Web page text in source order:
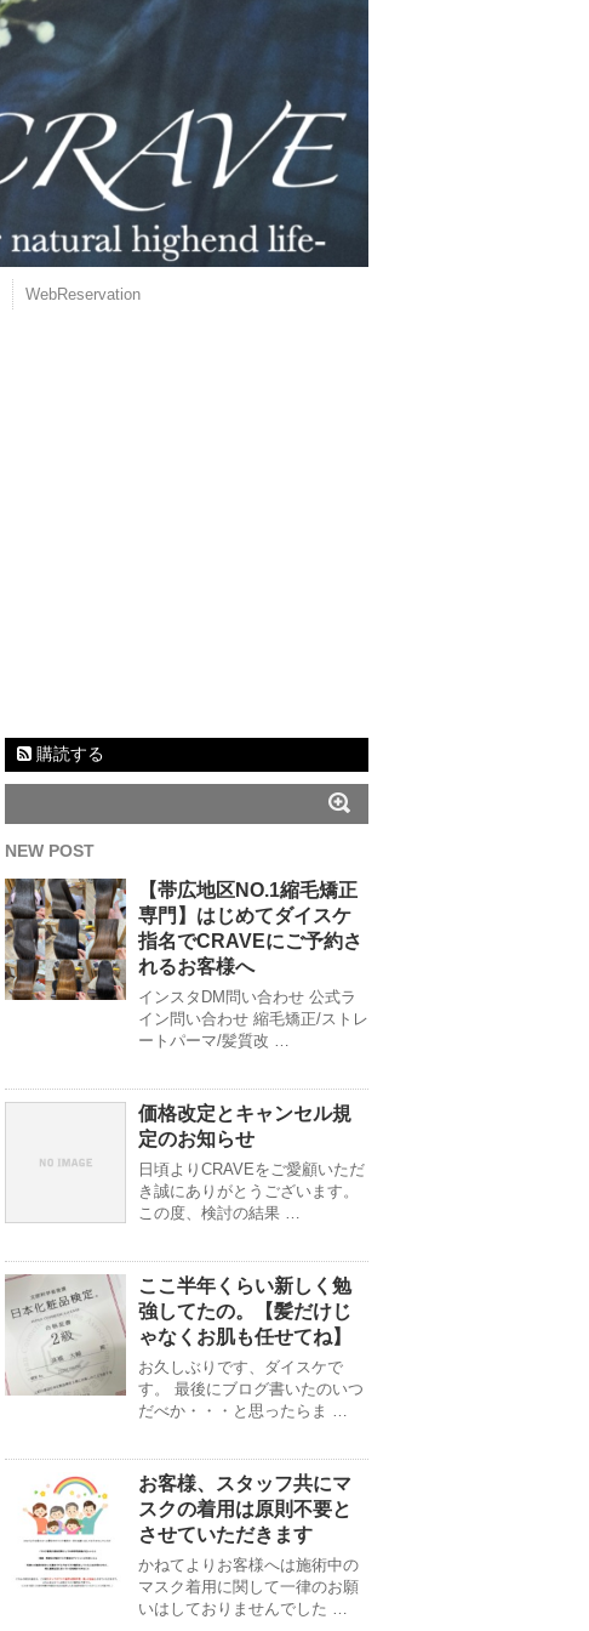
WebReservation
購読する
NEW POST
【帯広地区NO.1縮毛矯正
専門】はじめてダイスケ
指名でCRAVEにご予約さ
れるお客様へ
インスタDM問い合わせ 公式ラ
イン問い合わせ 縮毛矯正/ストレ
ートパーマ/髪質改 …
価格改定とキャンセル規
定のお知らせ
日頃よりCRAVEをご愛顧いただ
き誠にありがとうございます。
この度、検討の結果 …
ここ半年くらい新しく勉
強してたの。【髪だけじ
ゃなくお肌も任せてね】
お久しぶりです、ダイスケで
す。 最後にブログ書いたのいつ
だべか・・・と思ったらま …
お客様、スタッフ共にマ
スクの着用は原則不要と
させていただきます
かねてよりお客様へは施術中の
マスク着用に関して一律のお願
いはしておりませんでした …